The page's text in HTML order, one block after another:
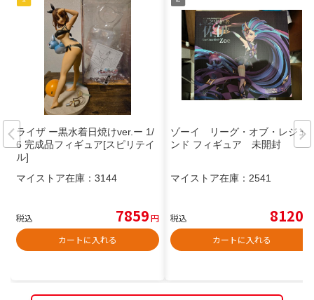
ライザ ー黒水着日焼けver.ー 1/
6 完成品フィギュア[スピリテイ
ル]
マイストア在庫： 3144
税込 7859円
カートに入れる
ゾーイ リーグ・オブ・レジェ
ンド フィギュア 未開封
マイストア在庫： 2541
税込 8120
カートに入れる